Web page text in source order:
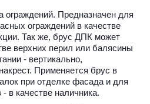
Предназначен для
ограждений в качестве
Так же, брус ДПК может
верхних перил или балясины
- вертикально,
Применяется брус в
при отделке фасада и для
в качестве наличника.